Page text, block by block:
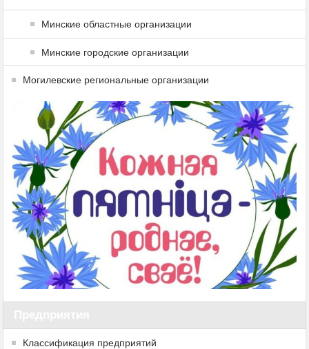
Минские областные организации
Минские городские организации
Могилевские региональные организации
Классификация предприятий